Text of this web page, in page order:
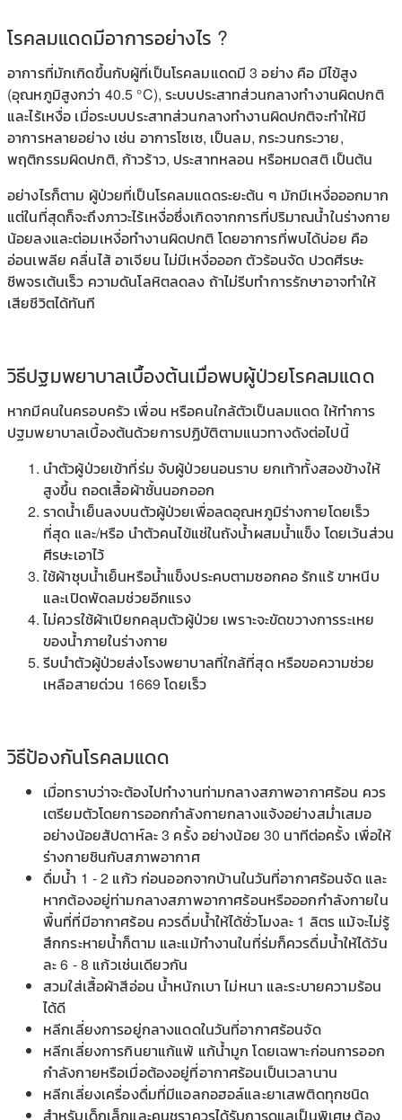
โรคลมแดดมีอาการอย่างไร ?
อาการที่มักเกิดขึ้นกับผู้ที่เป็นโรคลมแดดมี 3 อย่าง คือ มีไข้สูง
(อุณหภูมิสูงกว่า 40.5 °C), ระบบประสาทส่วนกลางทำงานผิดปกติ
และไร้เหงื่อ เมื่อระบบประสาทส่วนกลางทำงานผิดปกติจะทำให้มี
อาการหลายอย่าง เช่น อาการโซเซ, เป็นลม, กระวนกระวาย,
พฤติกรรมผิดปกติ, ก้าวร้าว, ประสาทหลอน หรือหมดสติ เป็นต้น
อย่างไรก็ตาม ผู้ป่วยที่เป็นโรคลมแดดระยะต้น ๆ มักมีเหงื่อออกมาก
แต่ในที่สุดก็จะถึงภาวะไร้เหงื่อซึ่งเกิดจากการที่ปริมาณน้ำในร่างกาย
น้อยลงและต่อมเหงื่อทำงานผิดปกติ โดยอาการที่พบได้บ่อย คือ
อ่อนเพลีย คลื่นไส้ อาเจียน ไม่มีเหงื่อออก ตัวร้อนจัด ปวดศีรษะ
ชีพจรเต้นเร็ว ความดันโลหิตลดลง ถ้าไม่รีบทำการรักษาอาจทำให้
เสียชีวิตได้ทันที
วิธีปฐมพยาบาลเบื้องต้นเมื่อพบผู้ป่วยโรคลมแดด
หากมีคนในครอบครัว เพื่อน หรือคนใกล้ตัวเป็นลมแดด ให้ทำการ
ปฐมพยาบาลเบื้องต้นด้วยการปฏิบัติตามแนวทางดังต่อไปนี้
นำตัวผู้ป่วยเข้าที่ร่ม จับผู้ป่วยนอนราบ ยกเท้าทั้งสองข้างให้
สูงขึ้น ถอดเสื้อผ้าชั้นนอกออก
ราดน้ำเย็นลงบนตัวผู้ป่วยเพื่อลดอุณหภูมิร่างกายโดยเร็ว
ที่สุด และ/หรือ นำตัวคนไข้แช่ในถังน้ำผสมน้ำแข็ง โดยเว้นส่วน
ศีรษะเอาไว้
ใช้ผ้าชุบน้ำเย็นหรือน้ำแข็งประคบตามซอกคอ รักแร้ ขาหนีบ
และเปิดพัดลมช่วยอีกแรง
ไม่ควรใช้ผ้าเปียกคลุมตัวผู้ป่วย เพราะจะขัดขวางการระเหย
ของน้ำภายในร่างกาย
รีบนำตัวผู้ป่วยส่งโรงพยาบาลที่ใกล้ที่สุด หรือขอความช่วย
เหลือสายด่วน 1669 โดยเร็ว
วิธีป้องกันโรคลมแดด
เมื่อทราบว่าจะต้องไปทำงานท่ามกลางสภาพอากาศร้อน ควร
เตรียมตัวโดยการออกกำลังกายกลางแจ้งอย่างสม่ำเสมอ
อย่างน้อยสัปดาห์ละ 3 ครั้ง อย่างน้อย 30 นาทีต่อครั้ง เพื่อให้
ร่างกายชินกับสภาพอากาศ
ดื่มน้ำ 1 - 2 แก้ว ก่อนออกจากบ้านในวันที่อากาศร้อนจัด และ
หากต้องอยู่ท่ามกลางสภาพอากาศร้อนหรือออกกำลังกายใน
พื้นที่ที่มีอากาศร้อน ควรดื่มน้ำให้ได้ชั่วโมงละ 1 ลิตร แม้จะไม่รู้
สึกกระหายน้ำก็ตาม และแม้ทำงานในที่ร่มก็ควรดื่มน้ำให้ได้วัน
ละ 6 - 8 แก้วเช่นเดียวกัน
สวมใส่เสื้อผ้าสีอ่อน น้ำหนักเบา ไม่หนา และระบายความร้อน
ได้ดี
หลีกเลี่ยงการอยู่กลางแดดในวันที่อากาศร้อนจัด
หลีกเลี่ยงการกินยาแก้แพ้ แก้น้ำมูก โดยเฉพาะก่อนการออก
กำลังกายหรือเมื่อต้องอยู่ที่อากาศร้อนเป็นเวลานาน
หลีกเลี่ยงเครื่องดื่มที่มีแอลกอฮอล์และยาเสพติดทุกชนิด
สำหรับเด็กเล็กและคนชราควรได้รับการดูแลเป็นพิเศษ ต้อง